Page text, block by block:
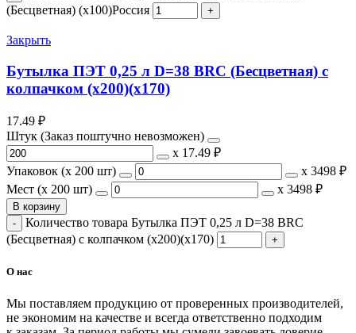
(Бесцветная) (x100)Россия
Закрыть
Бутылка ПЭТ 0,25 л D=38 BRC (Бесцветная) с
колпачком (х200)(х170)
17.49 ₽
Штук (Заказ поштучно невозможен)
х 17.49 ₽
Упаковок (x 200 шт)
х 3498 ₽
Мест (x 200 шт)
х 3498 ₽
В корзину
Количество товара Бутылка ПЭТ 0,25 л D=38 BRC
(Бесцветная) с колпачком (х200)(х170)
О нас
Мы поставляем продукцию от проверенных производителей,
не экономим на качестве и всегда ответственно подходим